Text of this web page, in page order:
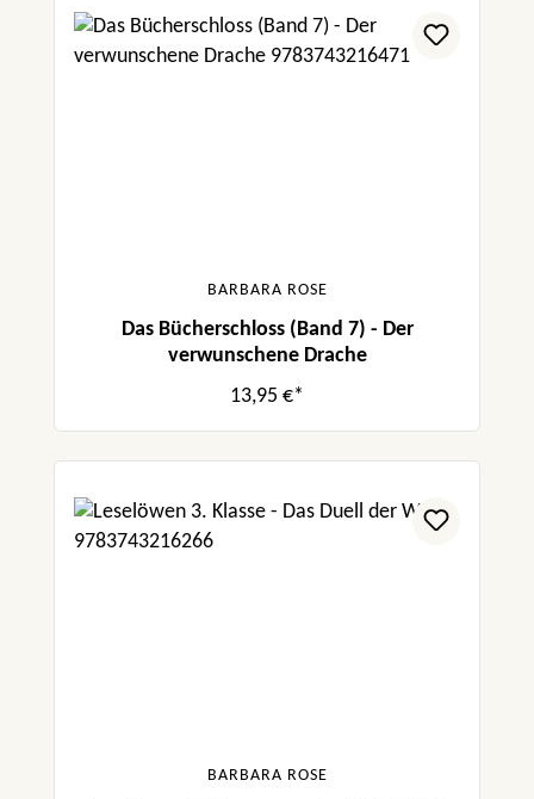
BARBARA ROSE
Das Bücherschloss (Band 7) - Der
verwunschene Drache
13,95 €*
BARBARA ROSE